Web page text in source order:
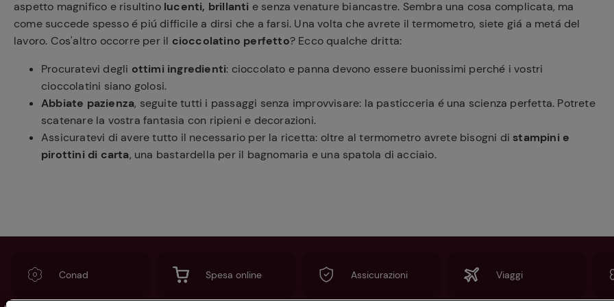
aspetto magnifico e risultino lucenti, brillanti e senza venature biancastre. Sembra una cosa complicata, ma
come succede spesso é piú difficile a dirsi che a farsi. Una volta che avrete il termometro, siete giá a metá del
lavoro. Cos'altro occorre per il cioccolatino perfetto? Ecco qualche dritta:
Procuratevi degli ottimi ingredienti: cioccolato e panna devono essere buonissimi perché i vostri
cioccolatini siano golosi.
Abbiate pazienza, seguite tutti i passaggi senza improvvisare: la pasticceria é una scienza perfetta. Potrete
scatenare la vostra fantasia con ripieni e decorazioni.
Assicuratevi di avere tutto il necessario per la ricetta: oltre al termometro avrete bisogni di stampini e
pirottini di carta, una bastardella per il bagnomaria e una spatola di acciaio.
Conad Spesa online Assicurazioni Viaggi